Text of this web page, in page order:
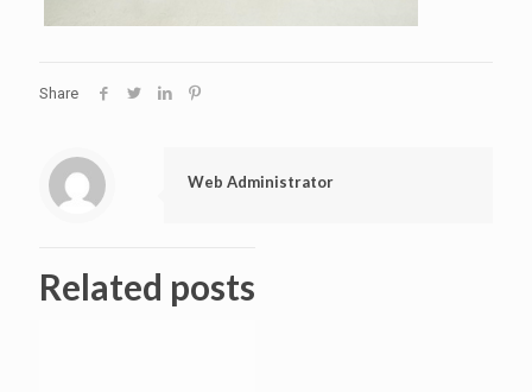
Share
Web Administrator
Related posts